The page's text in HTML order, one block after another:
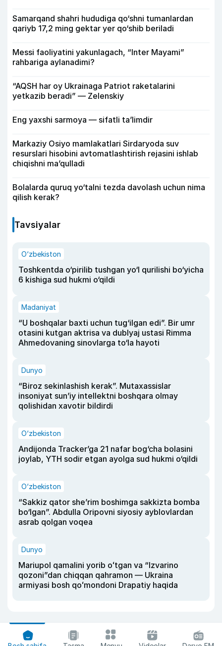
Samarqand shahri hududiga qo‘shni tumanlardan
qariyb 17,2 ming gektar yer qo‘shib beriladi
Messi faoliyatini yakunlagach, “Inter Mayami”
rahbariga aylanadimi?
“AQSH har oy Ukrainaga Patriot raketalarini
yetkazib beradi” — Zelenskiy
Eng yaxshi sarmoya — sifatli ta’limdir
Markaziy Osiyo mamlakatlari Sirdaryoda suv
resurslari hisobini avtomatlashtirish rejasini ishlab
chiqishni ma’qulladi
Bolalarda quruq yo‘talni tezda davolash uchun nima
qilish kerak?
Tavsiyalar
O‘zbekiston
Toshkentda o‘pirilib tushgan yo‘l qurilishi bo‘yicha
6 kishiga sud hukmi o‘qildi
Madaniyat
“U boshqalar baxti uchun tug‘ilgan edi”. Bir umr
otasini kutgan aktrisa va dublyaj ustasi Rimma
Ahmedovaning sinovlarga to‘la hayoti
Dunyo
“Biroz sekinlashish kerak”. Mutaxassislar
insoniyat sun’iy intellektni boshqara olmay
qolishidan xavotir bildirdi
O‘zbekiston
Andijonda Tracker’ga 21 nafar bog‘cha bolasini
joylab, YTH sodir etgan ayolga sud hukmi o‘qildi
O‘zbekiston
“Sakkiz qator she’rim boshimga sakkizta bomba
bo‘lgan”. Abdulla Oripovni siyosiy ayblovlardan
asrab qolgan voqea
Dunyo
Mariupol qamalini yorib oʻtgan va “Izvarino
qozoni”dan chiqqan qahramon — Ukraina
armiyasi bosh qoʻmondoni Drapatiy haqida